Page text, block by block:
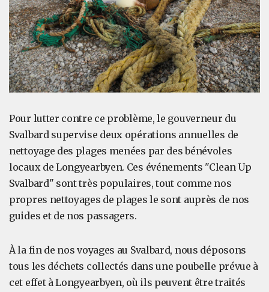
Pour lutter contre ce problème, le gouverneur du
Svalbard supervise deux opérations annuelles de
nettoyage des plages menées par des bénévoles
locaux de Longyearbyen. Ces événements "Clean Up
Svalbard" sont très populaires, tout comme nos
propres nettoyages de plages le sont auprès de nos
guides et de nos passagers.
À la fin de nos voyages au Svalbard, nous déposons
tous les déchets collectés dans une poubelle prévue à
cet effet à Longyearbyen, où ils peuvent être traités